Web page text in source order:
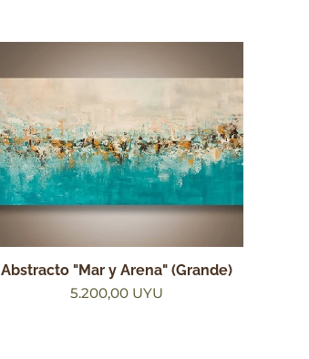
Abstracto "Mar y Arena" (Grande)
5.200,00 UYU